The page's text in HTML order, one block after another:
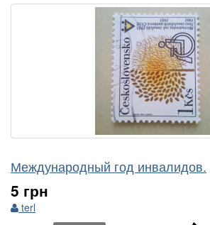
Международный год инвалидов.
5 грн
terl